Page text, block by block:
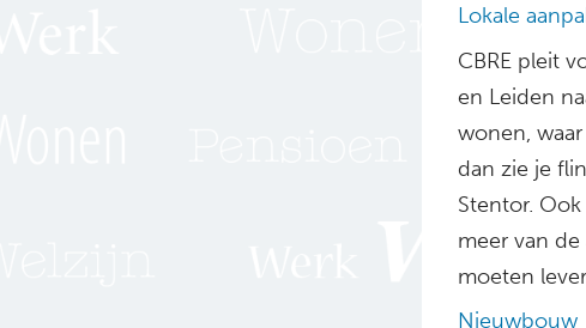
Lokale
CBRE pleit
en Leiden
wonen,
dan zie je
Stentor.
meer van
moeten
Nieuwbouw